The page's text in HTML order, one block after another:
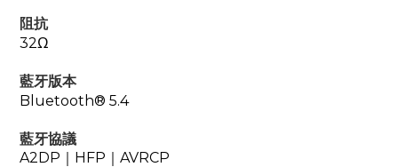
阻抗
32Ω
藍牙版本
Bluetooth® 5.4
藍牙協議
A2DP ｜ HFP ｜ AVRCP